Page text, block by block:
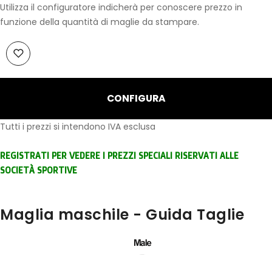
Utilizza il configuratore indicherà per conoscere prezzo in
funzione della quantità di maglie da stampare.
CONFIGURA
Tutti i prezzi si intendono IVA esclusa
REGISTRATI PER VEDERE I PREZZI SPECIALI RISERVATI ALLE
SOCIETÀ SPORTIVE
Maglia maschile - Guida Taglie